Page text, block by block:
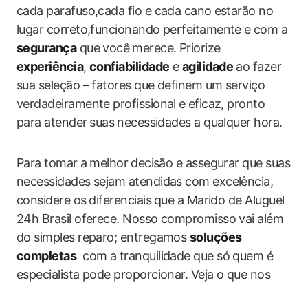
cada ‌parafuso,cada fio e cada cano⁢ estarão no
lugar correto,funcionando perfeitamente e ⁣com a
segurançaque você⁢ merece. Priorize
experiência, confiabilidade eagilidadeao fazer
sua ‍seleção – fatores que definem um serviço
verdadeiramente profissional e ⁤eficaz, pronto
para atender ⁤suas ⁤necessidades a qualquer hora.
Para tomar a ⁢melhor⁢ decisão e assegurar que suas
necessidades sejam atendidas com excelência,
considere os ⁤diferenciais⁣ que a Marido de Aluguel
24h Brasil oferece. ​Nosso compromisso vai além
do simples reparo; entregamossoluções
completas‌ com a tranquilidade que só quem é
especialista pode proporcionar. Veja o que nos